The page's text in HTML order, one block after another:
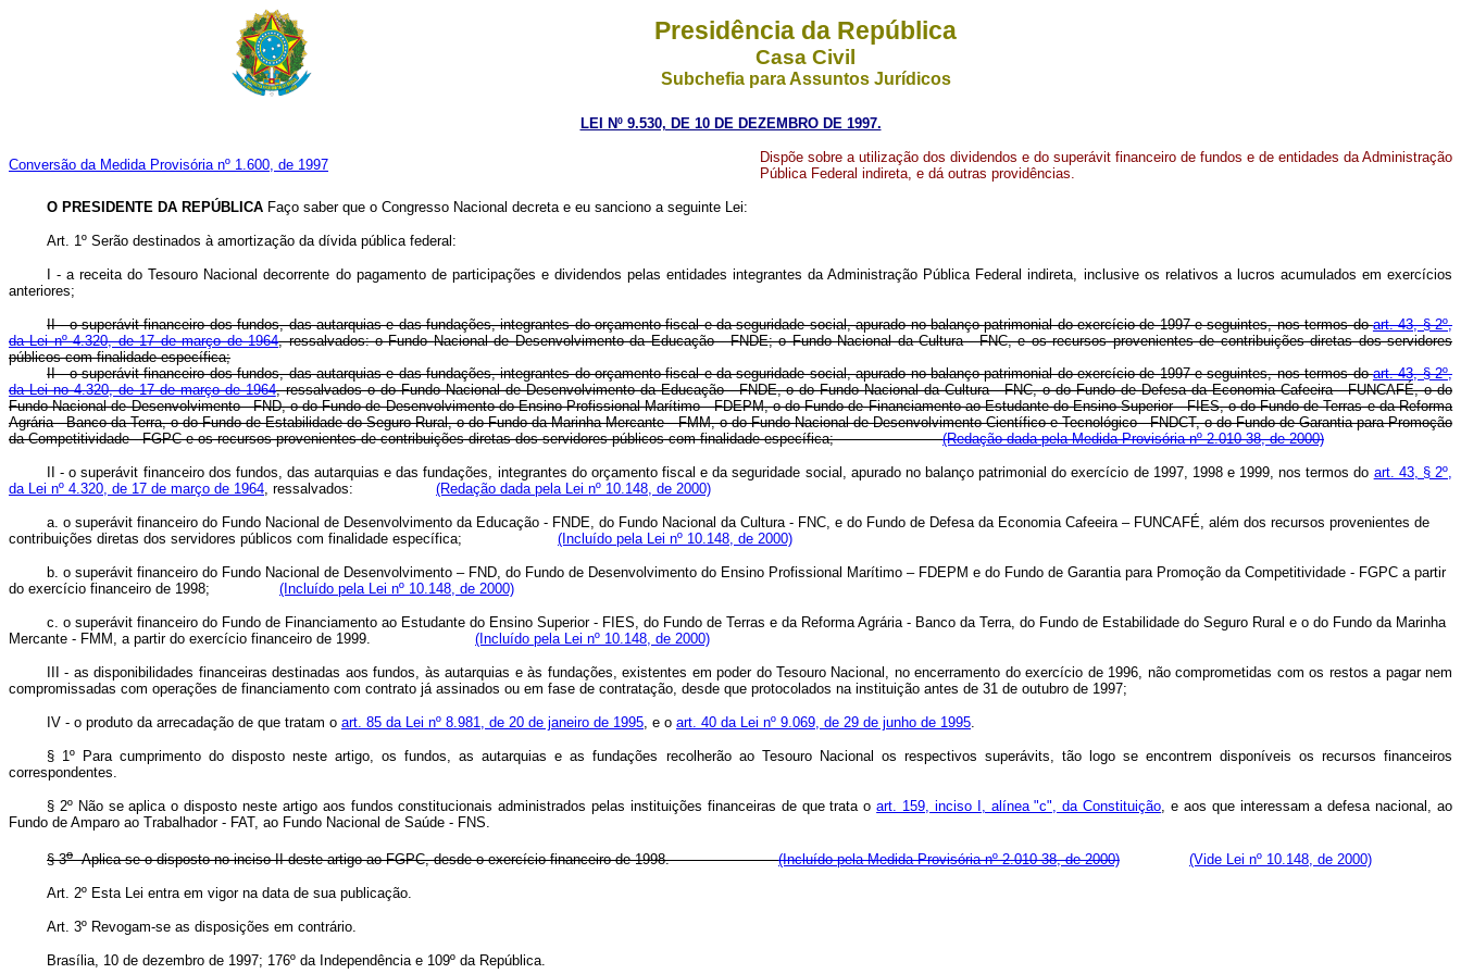
Presidência da República
Casa Civil
Subchefia para Assuntos Jurídicos
LEI Nº 9.530, DE 10 DE DEZEMBRO DE 1997.
Conversão da Medida Provisória nº 1.600, de 1997
Dispõe sobre a utilização dos dividendos e do superávit financeiro de fundos e de entidades da Administração
Pública Federal indireta, e dá outras providências.
O PRESIDENTE DA REPÚBLICA Faço saber que o Congresso Nacional decreta e eu sanciono a seguinte Lei:
Art. 1º Serão destinados à amortização da dívida pública federal:
I - a receita do Tesouro Nacional decorrente do pagamento de participações e dividendos pelas entidades integrantes da Administração Pública Federal indireta, inclusive os relativos a lucros acumulados em exercícios
anteriores;
II - o superávit financeiro dos fundos, das autarquias e das fundações, integrantes do orçamento fiscal e da seguridade social, apurado no balanço patrimonial do exercício de 1997 e seguintes, nos termos doart. 43, § 2º,
da Lei nº 4.320, de 17 de março de 1964, ressalvados: o Fundo Nacional de Desenvolvimento da Educação - FNDE; o Fundo Nacional da Cultura - FNC, e os recursos provenientes de contribuições diretas dos servidores
públicos com finalidade específica;
II - o superávit financeiro dos fundos, das autarquias e das fundações, integrantes do orçamento fiscal e da seguridade social, apurado no balanço patrimonial do exercício de 1997 e seguintes, nos termos doart. 43, § 2º,
da Lei no 4.320, de 17 de março de 1964, ressalvados o do Fundo Nacional de Desenvolvimento da Educação - FNDE, o do Fundo Nacional da Cultura - FNC, o do Fundo de Defesa da Economia Cafeeira - FUNCAFÉ, o do
Fundo Nacional de Desenvolvimento - FND, o do Fundo de Desenvolvimento do Ensino Profissional Marítimo - FDEPM, o do Fundo de Financiamento ao Estudante do Ensino Superior - FIES, o do Fundo de Terras e da Reforma
Agrária - Banco da Terra, o do Fundo de Estabilidade do Seguro Rural, o do Fundo da Marinha Mercante - FMM, o do Fundo Nacional de Desenvolvimento Científico e Tecnológico - FNDCT, o do Fundo de Garantia para Promoção
da Competitividade - FGPC e os recursos provenientes de contribuições diretas dos servidores públicos com finalidade específica;(Redação dada pela Medida Provisória nº 2.010-38, de 2000)
II - o superávit financeiro dos fundos, das autarquias e das fundações, integrantes do orçamento fiscal e da seguridade social, apurado no balanço patrimonial do exercício de 1997, 1998 e 1999, nos termos do art. 43, § 2º,
da Lei nº 4.320, de 17 de março de 1964, ressalvados: (Redação dada pela Lei nº 10.148, de 2000)
a. o superávit financeiro do Fundo Nacional de Desenvolvimento da Educação - FNDE, do Fundo Nacional da Cultura - FNC, e do Fundo de Defesa da Economia Cafeeira – FUNCAFÉ, além dos recursos provenientes de
contribuições diretas dos servidores públicos com finalidade específica;
(Incluído pela Lei nº 10.148, de 2000)
b. o superávit financeiro do Fundo Nacional de Desenvolvimento – FND, do Fundo de Desenvolvimento do Ensino Profissional Marítimo – FDEPM e do Fundo de Garantia para Promoção da Competitividade - FGPC a partir
do exercício financeiro de 1998;
(Incluído pela Lei nº 10.148, de 2000)
c. o superávit financeiro do Fundo de Financiamento ao Estudante do Ensino Superior - FIES, do Fundo de Terras e da Reforma Agrária - Banco da Terra, do Fundo de Estabilidade do Seguro Rural e o do Fundo da Marinha
Mercante - FMM, a partir do exercício financeiro de 1999.
(Incluído pela Lei nº 10.148, de 2000)
III - as disponibilidades financeiras destinadas aos fundos, às autarquias e às fundações, existentes em poder do Tesouro Nacional, no encerramento do exercício de 1996, não comprometidas com os restos a pagar nem
compromissadas com operações de financiamento com contrato já assinados ou em fase de contratação, desde que protocolados na instituição antes de 31 de outubro de 1997;
IV - o produto da arrecadação de que tratam o art. 85 da Lei nº 8.981, de 20 de janeiro de 1995, e o art. 40 da Lei nº 9.069, de 29 de junho de 1995.
§ 1º Para cumprimento do disposto neste artigo, os fundos, as autarquias e as fundações recolherão ao Tesouro Nacional os respectivos superávits, tão logo se encontrem disponíveis os recursos financeiros
correspondentes.
§ 2º Não se aplica o disposto neste artigo aos fundos constitucionais administrados pelas instituições financeiras de que trata oart. 159, inciso I, alínea "c", da Constituição, e aos que interessam a defesa nacional, ao
Fundo de Amparo ao Trabalhador - FAT, ao Fundo Nacional de Saúde - FNS.
§ 3oAplica-se o disposto no inciso II deste artigo ao FGPC, desde o exercício financeiro de 1998.(Incluído pela Medida Provisória nº 2.010-38, de 2000) (Vide Lei nº 10.148, de 2000)
Art. 2º Esta Lei entra em vigor na data de sua publicação.
Art. 3º Revogam-se as disposições em contrário.
Brasília, 10 de dezembro de 1997; 176º da Independência e 109º da República.